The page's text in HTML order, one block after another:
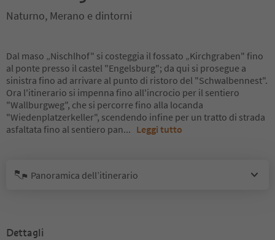
Naturno, Merano e dintorni
Dal maso „Nischlhof" si costeggia il fossato „Kirchgraben" fino
al ponte presso il castel "Engelsburg"; da qui si prosegue a
sinistra fino ad arrivare al punto di ristoro del "Schwalbennest".
Ora l'itinerario si impenna fino all'incrocio per il sentiero
"Wallburgweg", che si percorre fino alla locanda
"Wiedenplatzerkeller", scendendo infine per un tratto di strada
asfaltata fino al sentiero pan... Leggi tutto
Panoramica dell’itinerario
Dettagli